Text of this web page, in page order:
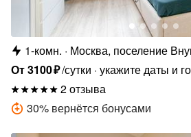
1-комн.
Москва, поселение
Бориса Пастернака, 8
От3100₽/сутки укажите даты и
2 отзыва
30% вернётся бонусами